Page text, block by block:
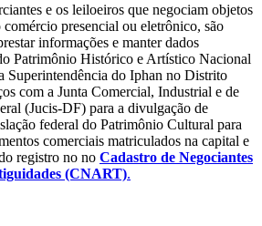
e os leiloeiros que negociam objetos
presencial ou eletrônico, são
informações e manter dados
Patrimônio Histórico e Artístico Nacional
Superintendência do Iphan no Distrito
com a Junta Comercial, Industrial e de
(Jucis-DF) para a divulgação de
federal do Patrimônio Cultural para
comerciais matriculados na capital e
registro no no Cadastro de Negociantes
(CNART).